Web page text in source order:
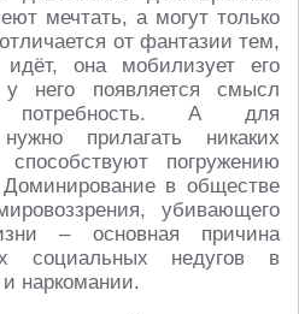
мечтать, а могут только
от фантазии тем,
она мобилизует его
у него появляется смысл
потребность. А для
прилагать никаких
погружению
в обществе
убивающего
– основная причина
социальных недугов в
наркомании.